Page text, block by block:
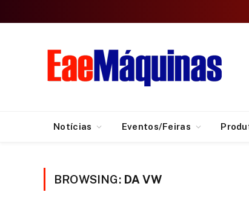
Notícias Eventos/Feiras
BROWSING: DA VW